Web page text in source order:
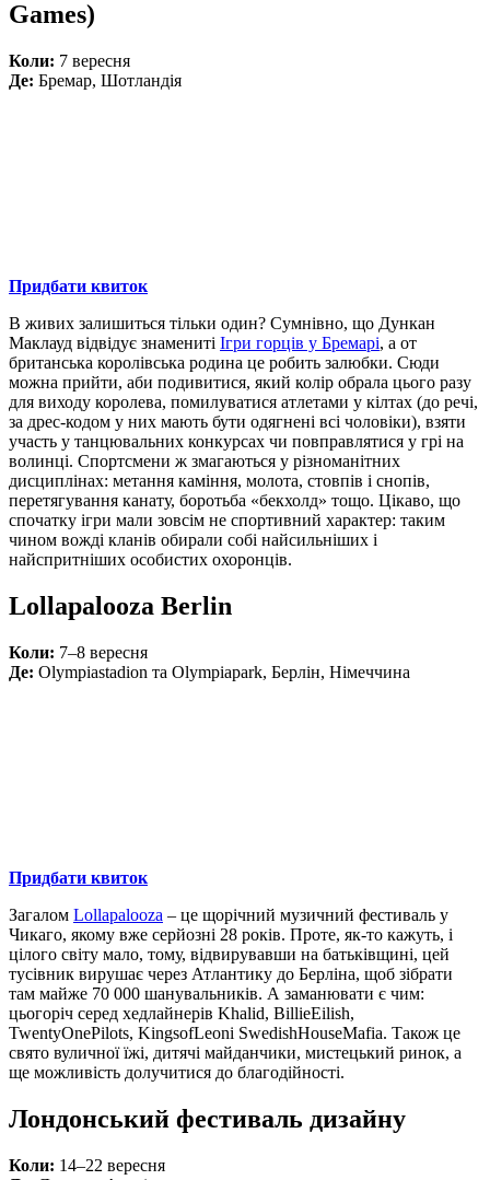
Games)
Коли: 7 вересня
Де: Бремар, Шотландія
Придбати квиток
В живих залишиться тільки один? Сумнівно, що Дункан
Маклауд відвідує знамениті Ігри горців у Бремарі, а от
британська королівська родина це робить залюбки. Сюди
можна прийти, аби подивитися, який колір обрала цього разу
для виходу королева, помилуватися атлетами у кілтах (до речі,
за дрес-кодом у них мають бути одягнені всі чоловіки), взяти
участь у танцювальних конкурсах чи повправлятися у грі на
волинці. Спортсмени ж змагаються у різноманітних
дисциплінах: метання каміння, молота, стовпів і снопів,
перетягування канату, боротьба «бекхолд» тощо. Цікаво, що
спочатку ігри мали зовсім не спортивний характер: таким
чином вожді кланів обирали собі найсильніших і
найспритніших особистих охоронців.
Lollapalooza Berlin
Коли: 7–8 вересня
Де: Olympiastadion та Olympiapark, Берлін, Німеччина
Придбати квиток
Загалом Lollapalooza – це щорічний музичний фестиваль у
Чикаго, якому вже серйозні 28 років. Проте, як-то кажуть, і
цілого світу мало, тому, відвирувавши на батьківщині, цей
тусівник вирушає через Атлантику до Берліна, щоб зібрати
там майже 70 000 шанувальників. А заманювати є чим:
цьогоріч серед хедлайнерів Khalid, BillieEilish,
TwentyOnePilots, KingsofLeonі SwedishHouseMafia. Також це
свято вуличної їжі, дитячі майданчики, мистецький ринок, а
ще можливість долучитися до благодійності.
Лондонський фестиваль дизайну
Коли: 14–22 вересня